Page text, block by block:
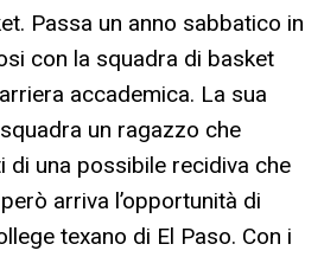
Passa un anno sabbatico in
con la squadra di basket
accademica. La sua
un ragazzo che
una possibile recidiva che
arriva l’opportunità di
texano di El Paso. Con i